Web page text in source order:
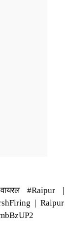
#Raipur
| Raipur